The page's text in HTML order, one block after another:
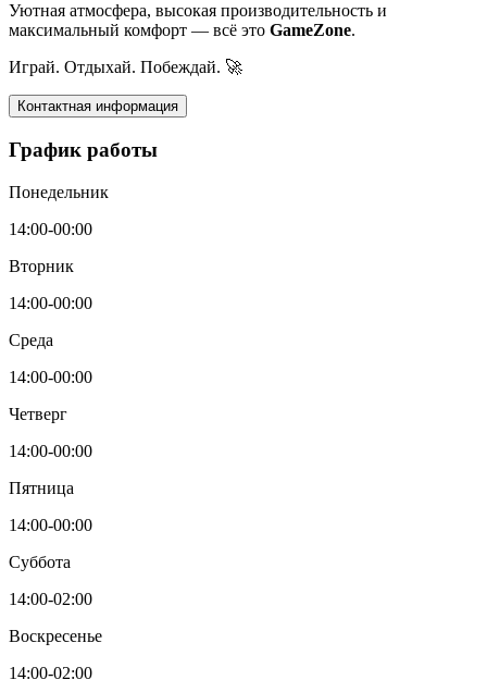
Уютная атмосфера, высокая производительность и
максимальный комфорт — всё это GameZone.
Играй. Отдыхай. Побеждай. 🚀
Контактная информация
График работы
Понедельник
14:00-00:00
Вторник
14:00-00:00
Среда
14:00-00:00
Четверг
14:00-00:00
Пятница
14:00-00:00
Суббота
14:00-02:00
Воскресенье
14:00-02:00